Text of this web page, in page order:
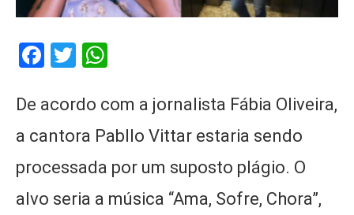
Facebook
Twitter
De acordo com a jornalista Fábia Oliveira,
a cantora Pabllo Vittar estaria sendo
processada por um suposto plágio. O
alvo seria a música “Ama, Sofre, Chora”,